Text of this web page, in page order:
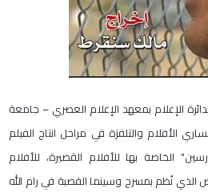
الإعلام بمعهد الإعلام العصري – جامعة
والتلفزة في مراحل انتاج الفيلم
الخاصة بها للأفلام القصيرة، للأفلام
الذي نُظم بمسرح وسينما القصبة في رام الله